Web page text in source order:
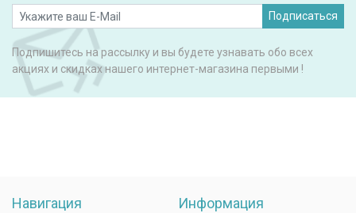
Подписаться
Подпишитесь на рассылку и вы будете узнавать обо всех
акциях и скидках нашего интернет-магазина первыми !
Навигация Информация